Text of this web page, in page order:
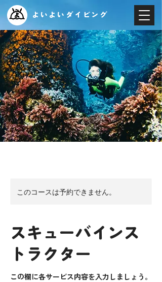
よいよいダイビング
このコースは予約できません。
スキューバインス
トラクター
この欄に各サービス内容を入力しましょう。